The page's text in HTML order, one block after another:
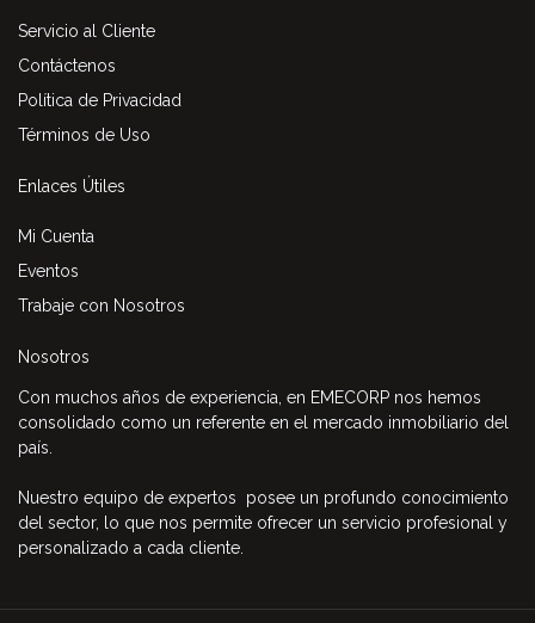
Servicio al Cliente
Contáctenos
Política de Privacidad
Términos de Uso
Enlaces Útiles
Mi Cuenta
Eventos
Trabaje con Nosotros
Nosotros
Con muchos años de experiencia, en EMECORP nos hemos
consolidado como un referente en el mercado inmobiliario del
país.
Nuestro equipo de expertos posee un profundo conocimiento
del sector, lo que nos permite ofrecer un servicio profesional y
personalizado a cada cliente.